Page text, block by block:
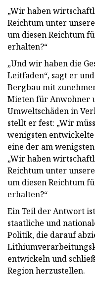
„Wir haben
Reichtum unter
um diesen Reichtum
erhalten?“
„Und wir haben die
Leitfaden“, sagt er
Bergbau mit
Mieten für Anwohner
Umweltschäden in
stellt er fest: „Wir
wenigsten entwickelte
eine der am
„Wir haben
Reichtum unter
um diesen Reichtum
erhalten?“
Ein Teil der Antwort
staatliche und
Politik, die darauf
entwickeln und
Region herzustellen.